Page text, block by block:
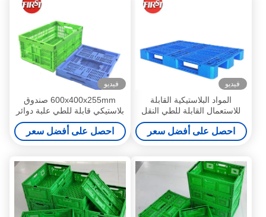
فيديو
المواد البلاستيكية القابلة
للاستعمال القابلة للطي النقل
اللوجستي 1200x800mm
الجانب المزدوج
احصل على أفضل سعر
فيديو
600x400x255mm صندوق
بلاستيكي قابلة للطي علبة دوائر
الهواء المثلى الفواكه المنظم
احصل على أفضل سعر